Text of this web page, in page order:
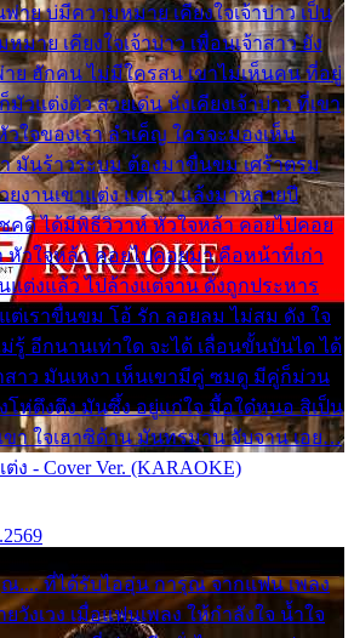
พ่าย บ่มีความหมาย เคียงใจเจ้าบ่าว เป็น
มาย เคียงใจเจ้าบ่าว เพื่อนเจ้าสาว ยัง
ย ฮักคน ไม่มีใครสน เขาไม่เห็นคน ที่อยู่
มัวแต่งตัว สวยเด่น นั่งเคียงเจ้าบ่าว ที่เขา
วใจของเรา ลำเค็ญ ใครจะมองเห็น
มันร้าวระบม ต้องมาขื่นขม เศร้าตรม
งานเขาแต่ง แต่เรา แล้งมาหลายปี
คดี ได้มีพิธีวิวาห์ หัวใจหล้า คอยไปคอย
หัวใจหล้า คอยไปคอยมา คือหน้าที่เก่า
แต่งแล้ว ไปล้างแต่จาน ดั่งถูกประหาร
ต่เราขื่นขม โอ้ รัก ลอยลม ไม่สม ดัง ใจ
รู้ อีกนานเท่าใด จะได้ เลื่อนขั้นบันได ได้
สาว มันเหงา เห็นเขามีคู่ ซมดู มีคู่ก็ม่วน
โห่ตึงตึง มันซึ้ง อยู่แก่ใจ มื้อใด๋หนอ สิเป็น
ขา ใจเฮาซิด้าน มันทรมาน จับจาน เอย…
ง - Cover Ver. (KARAOKE)
.... ที่ได้รับไออุ่น การุณ จากแฟน เพลง
วังเวง เมื่อแฟนเพลง ให้กำลังใจ น้ำใจ